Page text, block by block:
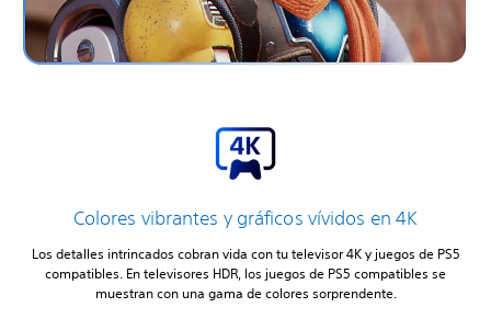
Colores vibrantes y gráficos vívidos en 4K
Los detalles intrincados cobran vida con tu televisor 4K y juegos de PS5
compatibles. En televisores HDR, los juegos de PS5 compatibles se
muestran con una gama de colores sorprendente.